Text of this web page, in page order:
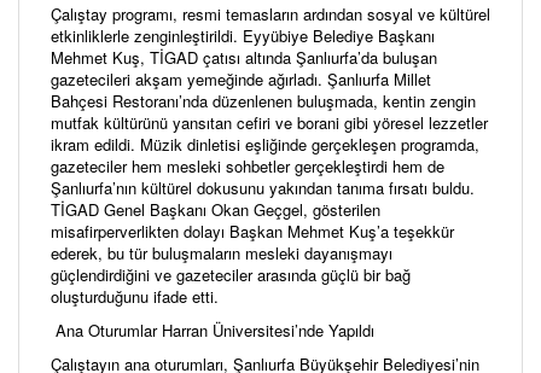
Çalıştay programı, resmi temasların ardından sosyal ve kültürel
etkinliklerle zenginleştirildi. Eyyübiye Belediye Başkanı
Mehmet Kuş, TİGAD çatısı altında Şanlıurfa’da buluşan
gazetecileri akşam yemeğinde ağırladı. Şanlıurfa Millet
Bahçesi Restoranı’nda düzenlenen buluşmada, kentin zengin
mutfak kültürünü yansıtan cefiri ve borani gibi yöresel lezzetler
ikram edildi. Müzik dinletisi eşliğinde gerçekleşen programda,
gazeteciler hem mesleki sohbetler gerçekleştirdi hem de
Şanlıurfa’nın kültürel dokusunu yakından tanıma fırsatı buldu.
TİGAD Genel Başkanı Okan Geçgel, gösterilen
misafirperverlikten dolayı Başkan Mehmet Kuş’a teşekkür
ederek, bu tür buluşmaların mesleki dayanışmayı
güçlendirdiğini ve gazeteciler arasında güçlü bir bağ
oluşturduğunu ifade etti.
Ana Oturumlar Harran Üniversitesi’nde Yapıldı
Çalıştayın ana oturumları, Şanlıurfa Büyükşehir Belediyesi’nin